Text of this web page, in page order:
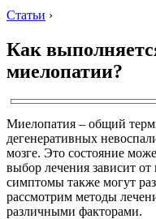
Статьи ›
Как
миелопатии?
Миелопатия – общий
дегенеративных
мозге. Это состояние
выбор лечения зависит
симптомы также могут
рассмотрим методы
различными факторами.